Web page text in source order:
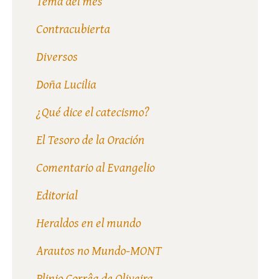
Contracubierta
Diversos
Doña Lucilia
¿Qué dice el catecismo?
El Tesoro de la Oración
Comentario al Evangelio
Editorial
Heraldos en el mundo
Arautos no Mundo-MONT